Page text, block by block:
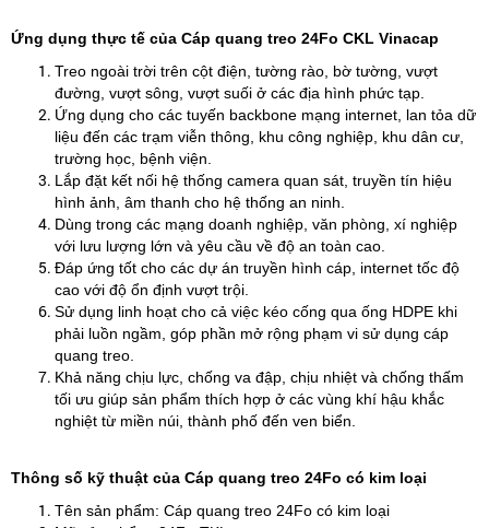
Ứng dụng thực tế của Cáp quang treo 24Fo CKL Vinacap
Treo ngoài trời trên cột điện, tường rào, bờ tường, vượt
đường, vượt sông, vượt suối ở các địa hình phức tạp.
Ứng dụng cho các tuyến backbone mạng internet, lan tỏa dữ
liệu đến các trạm viễn thông, khu công nghiệp, khu dân cư,
trường học, bệnh viện.
Lắp đặt kết nối hệ thống camera quan sát, truyền tín hiệu
hình ảnh, âm thanh cho hệ thống an ninh.
Dùng trong các mạng doanh nghiệp, văn phòng, xí nghiệp
với lưu lượng lớn và yêu cầu về độ an toàn cao.
Đáp ứng tốt cho các dự án truyền hình cáp, internet tốc độ
cao với độ ổn định vượt trội.
Sử dụng linh hoạt cho cả việc kéo cống qua ống HDPE khi
phải luồn ngầm, góp phần mở rộng phạm vi sử dụng cáp
quang treo.
Khả năng chịu lực, chống va đập, chịu nhiệt và chống thấm
tối ưu giúp sản phẩm thích hợp ở các vùng khí hậu khắc
nghiệt từ miền núi, thành phố đến ven biển.
Thông số kỹ thuật của Cáp quang treo 24Fo có kim loại
Tên sản phẩm: Cáp quang treo 24Fo có kim loại